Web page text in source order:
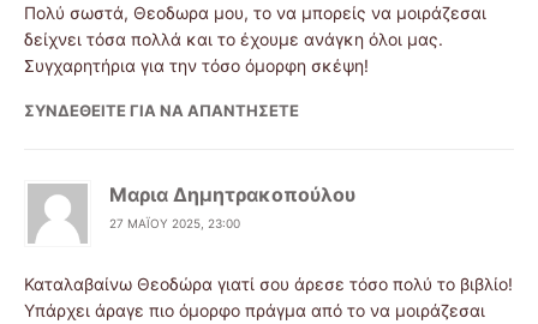
Πολύ σωστά, Θεοδωρα μου, το να μπορείς να μοιράζεσαι
δείχνει τόσα πολλά και το έχουμε ανάγκη όλοι μας.
Συγχαρητήρια για την τόσο όμορφη σκέψη!
ΣΥΝΔΕΘΕΊΤΕ ΓΙΑ ΝΑ ΑΠΑΝΤΉΣΕΤΕ
Μαρια Δημητρακοπούλου
27 ΜΑΪ́ΟΥ 2025, 23:00
Καταλαβαίνω Θεοδώρα γιατί σου άρεσε τόσο πολύ το βιβλίο!
Υπάρχει άραγε πιο όμορφο πράγμα από το να μοιράζεσαι